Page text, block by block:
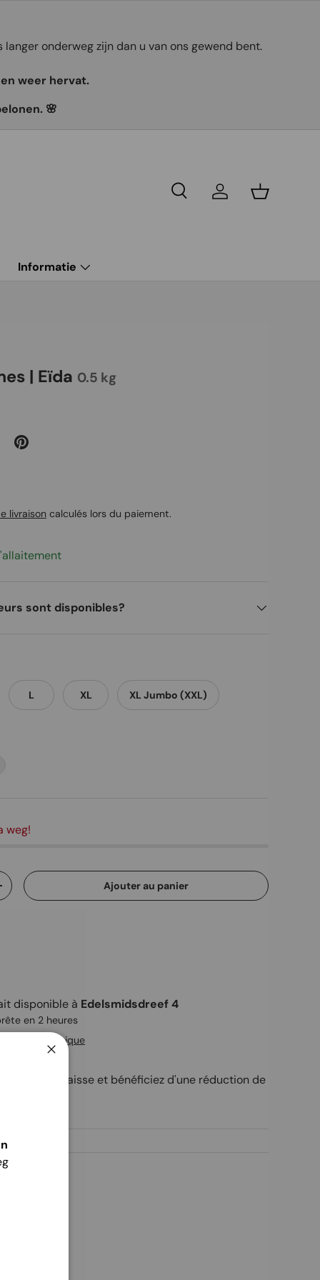
onderweg zijn dan u van ons gewend bent.
weer hervat.
🌸
RechercheSe connecter
Panier
Informatie
| Eïda 0.5 kg
livraison calculés lors du paiement.
sont disponibles?
L XL XL Jumbo (XXL)
weg!
la quantitéAjouter au panier
disponible à Edelsmidsdreef 4
en 2 heures
de la boutique
" à la caisse et bénéficiez d'une réduction de